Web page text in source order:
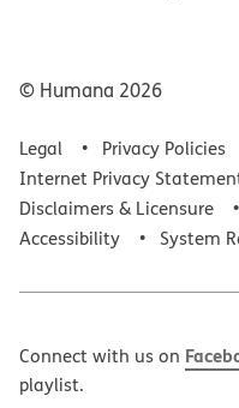
© Humana 2026
Legal
Privacy Policies
Internet Privacy
Disclaimers & Licensure
Accessibility
System
Connect with us on
playlist.